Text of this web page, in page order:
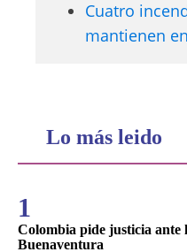
Cuatro
mantienen
Lo más leido
1
Colombia pide justicia ante
Buenaventura